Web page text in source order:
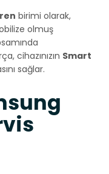
birimi olarak,
olmuş
cihazınızın Smart
sağlar.